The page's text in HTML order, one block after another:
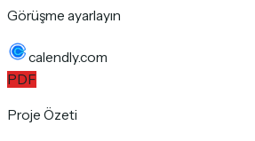
Görüşme ayarlayın
calendly.com
PDF
Proje Özeti